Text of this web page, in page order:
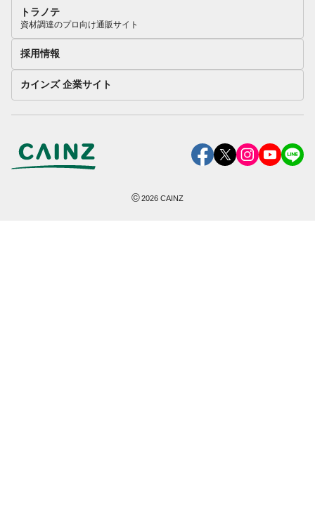
トラノテ
資材調達のプロ向け通販サイト
採用情報
カインズ 企業サイト
©2026 CAINZ